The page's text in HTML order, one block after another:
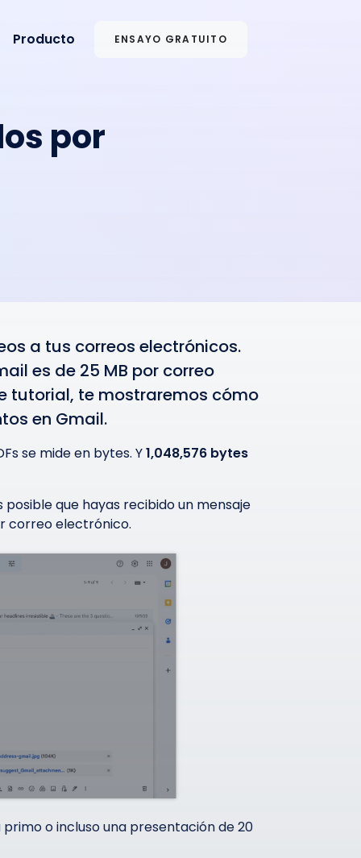
Producto ENSAYO GRATUITO
por
a tus correos electrónicos.
es de 25 MB por correo
tutorial, te mostraremos cómo
en Gmail.
se mide en bytes. Y1,048,576 bytes
que hayas recibido un mensaje
correo electrónico.
o incluso una presentación de 20